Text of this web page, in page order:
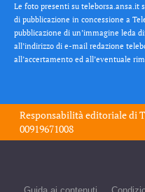
Le foto presenti su teleborsa.ansa.it
di pubblicazione in concessione a
pubblicazione di un’immagine leda
all’indirizzo di e-mail redazione
all’accertamento ed all’eventuale
Responsabilità editoriale di
00919671008